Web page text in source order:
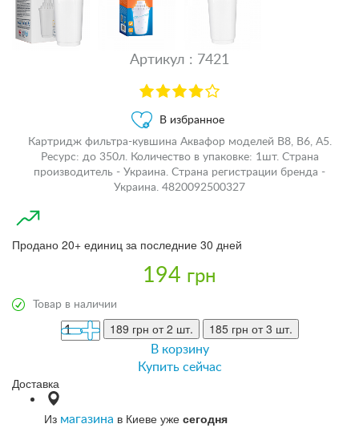
Артикул : 7421
В избранное
Картридж фильтра-кувшина Аквафор моделей В8, В6, А5.
Ресурс: до 350л. Количество в упаковке: 1шт. Страна
производитель - Украина. Страна регистрации бренда -
Украина. 4820092500327
Продано 20+ единиц за последние 30 дней
194 грн
Товар в наличии
189 грн от 2 шт. 185 грн от 3 шт.
В корзину
Купить сейчас
Доставка
Из магазина в Киеве уже сегодня